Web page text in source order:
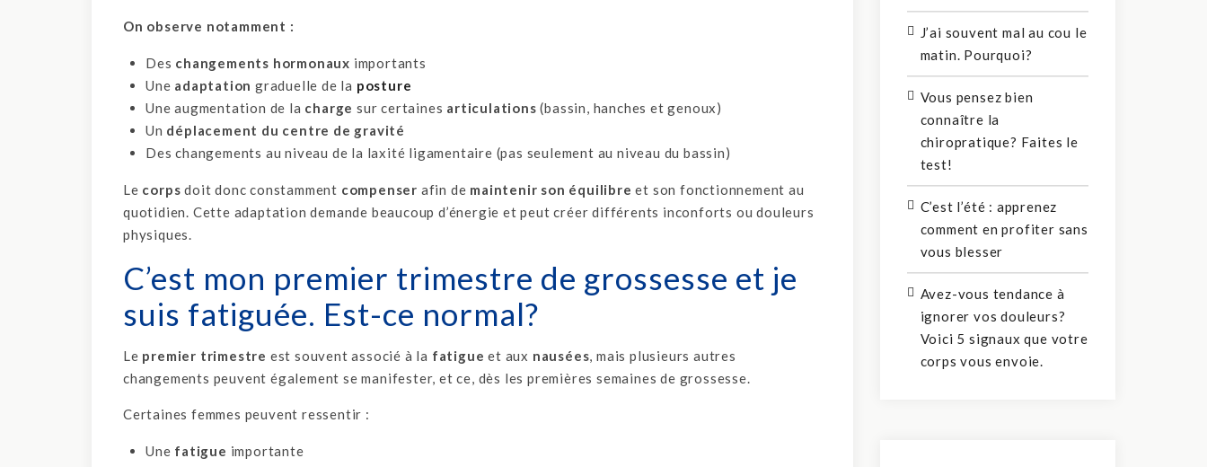
On observe notamment :
Des changements hormonaux importants
Une adaptation graduelle de la posture
Une augmentation de la charge sur certaines articulations (bassin, hanches et genoux)
Un déplacement du centre de gravité
Des changements au niveau de la laxité ligamentaire (pas seulement au niveau du bassin)
Le corps doit donc constamment compenser afin de maintenir son équilibre et son fonctionnement au
quotidien. Cette adaptation demande beaucoup d’énergie et peut créer différents inconforts ou douleurs
physiques.
C’est mon premier trimestre de grossesse et je
suis fatiguée. Est-ce normal?
Le premier trimestre est souvent associé à la fatigue et aux nausées, mais plusieurs autres
changements peuvent également se manifester, et ce, dès les premières semaines de grossesse.
Certaines femmes peuvent ressentir :
Une fatigue importante
J’ai souvent mal au cou le
matin. Pourquoi?
Vous pensez bien
connaître la
chiropratique? Faites le
test!
C’est l’été : apprenez
comment en profiter sans
vous blesser
Avez-vous tendance à
ignorer vos douleurs?
Voici 5 signaux que votre
corps vous envoie.